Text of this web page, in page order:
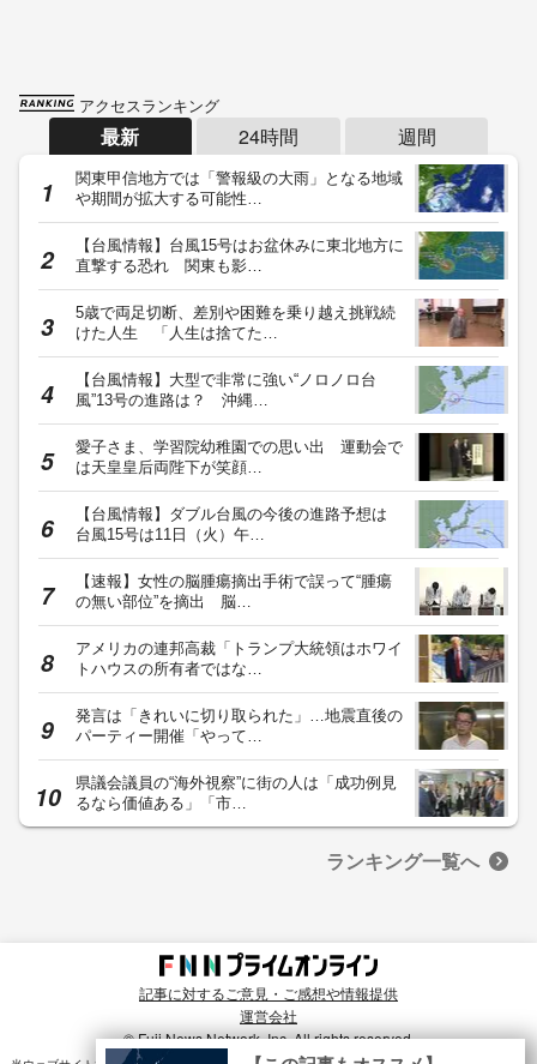
アクセスランキング
最新 24時間 週間
関東甲信地方では「警報級の大雨」となる地域
や期間が拡大する可能性…
【台風情報】台風15号はお盆休みに東北地方に
直撃する恐れ 関東も影…
5歳で両足切断、差別や困難を乗り越え挑戦続
けた人生 「人生は捨てた…
【台風情報】大型で非常に強い“ノロノロ台
風”13号の進路は？ 沖縄…
愛子さま、学習院幼稚園での思い出 運動会で
は天皇皇后両陛下が笑顔…
【台風情報】ダブル台風の今後の進路予想は
台風15号は11日（火）午…
【速報】女性の脳腫瘍摘出手術で誤って“腫瘍
の無い部位”を摘出 脳…
アメリカの連邦高裁「トランプ大統領はホワイ
トハウスの所有者ではな…
発言は「きれいに切り取られた」…地震直後の
パーティー開催「やって…
県議会議員の“海外視察”に街の人は「成功例見
るなら価値ある」「市…
ランキング一覧へ
記事に対するご意見・ご感想や情報提供
運営会社
© Fuji News Network, Inc. All rights reserved.